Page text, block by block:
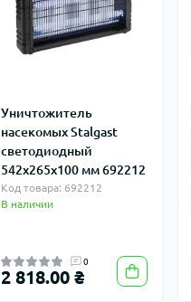
Уничтожитель
насекомых Stalgast
светодиодный
542х265х100 мм 692212
Код товара: 692212
В наличии
0
2 818.00 ₴